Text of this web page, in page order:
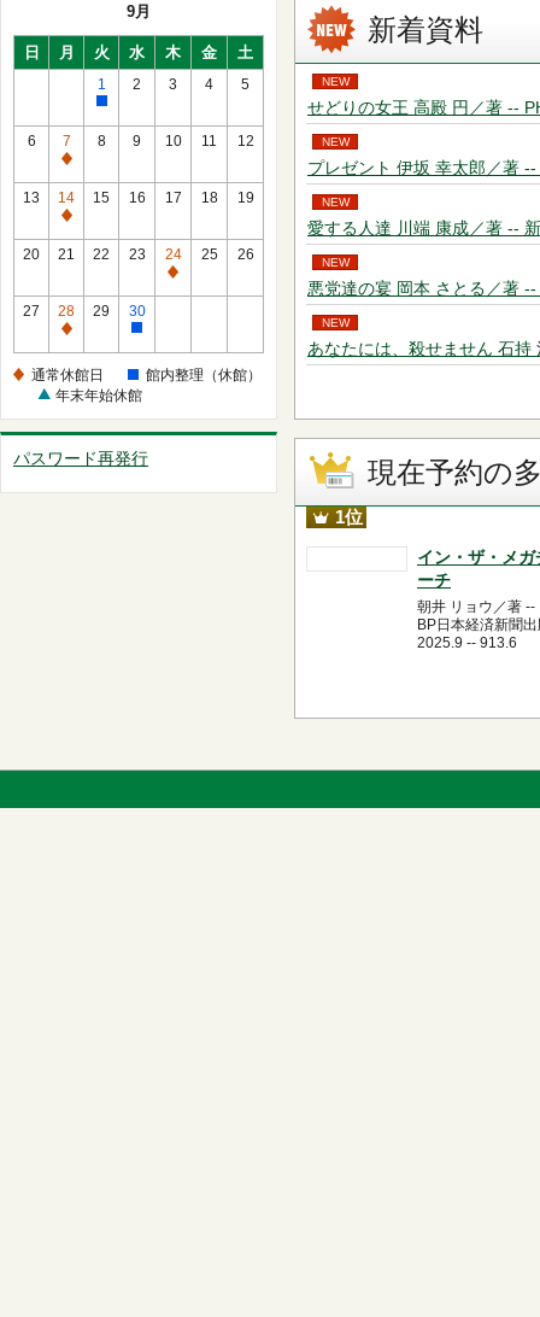
館
日
9月
日 月 火 水 木 金 土
1
館
内
理
2 3 4 5
6
7
通
常
休
館
8 9 10 11 12
13
14
通
常
館
日
15 16 17 18 19
20 21 22 23
24
通
館
日
25 26
27
28
通
休
日
29
30
館
整
（休
館）
通常休館日
館内整理（休館）
年末年始休館
パスワード再発行
新着資料
NEW
せどりの女王 高殿 円／著 --
NEW
プレゼント 伊坂 幸太郎／著
NEW
愛する人達 川端 康成／著 --
NEW
悪党達の宴 岡本 さとる／著
NEW
あなたには、殺せません 石
現在予約の
1位
イン・ザ・メガ
ーチ
朝井 リョウ／著 --
BP日本経済新聞
2025.9 -- 913.6